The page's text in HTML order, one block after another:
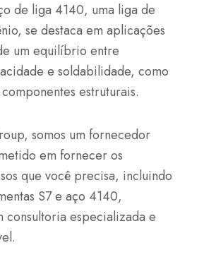
de liga 4140, uma liga de
se destaca em aplicações
um equilíbrio entre
e soldabilidade, como
estruturais.
somos um fornecedor
em fornecer os
que você precisa, incluindo
S7 e aço 4140,
consultoria especializada e